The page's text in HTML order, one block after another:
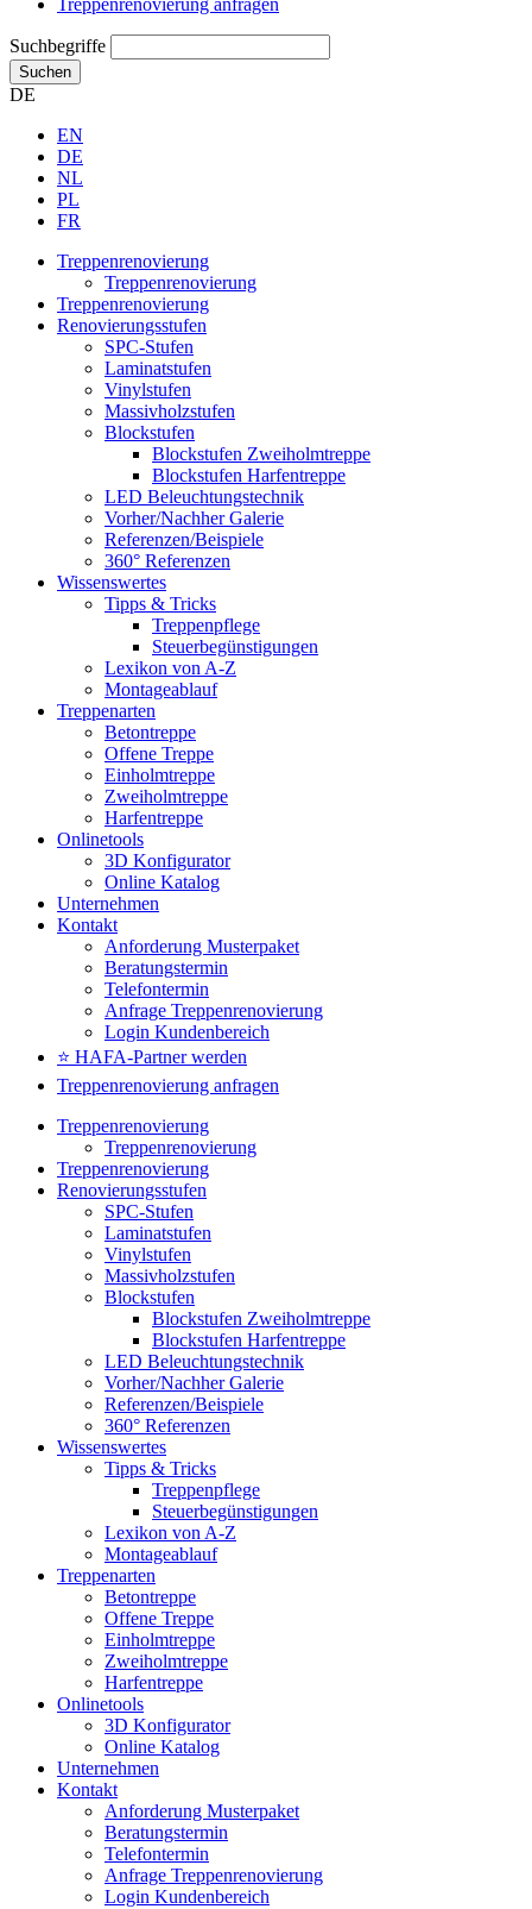
Treppenrenovierung anfragen
Suchbegriffe
Suchen
DE
EN
DE
NL
PL
FR
Treppenrenovierung
Treppenrenovierung
Treppenrenovierung
Renovierungsstufen
SPC-Stufen
Laminatstufen
Vinylstufen
Massivholzstufen
Blockstufen
Blockstufen Zweiholmtreppe
Blockstufen Harfentreppe
LED Beleuchtungstechnik
Vorher/Nachher Galerie
Referenzen/Beispiele
360° Referenzen
Wissenswertes
Tipps & Tricks
Treppenpflege
Steuerbegünstigungen
Lexikon von A-Z
Montageablauf
Treppenarten
Betontreppe
Offene Treppe
Einholmtreppe
Zweiholmtreppe
Harfentreppe
Onlinetools
3D Konfigurator
Online Katalog
Unternehmen
Kontakt
Anforderung Musterpaket
Beratungstermin
Telefontermin
Anfrage Treppenrenovierung
Login Kundenbereich
⭐ HAFA-Partner werden
Treppenrenovierung anfragen
Treppenrenovierung
Treppenrenovierung
Treppenrenovierung
Renovierungsstufen
SPC-Stufen
Laminatstufen
Vinylstufen
Massivholzstufen
Blockstufen
Blockstufen Zweiholmtreppe
Blockstufen Harfentreppe
LED Beleuchtungstechnik
Vorher/Nachher Galerie
Referenzen/Beispiele
360° Referenzen
Wissenswertes
Tipps & Tricks
Treppenpflege
Steuerbegünstigungen
Lexikon von A-Z
Montageablauf
Treppenarten
Betontreppe
Offene Treppe
Einholmtreppe
Zweiholmtreppe
Harfentreppe
Onlinetools
3D Konfigurator
Online Katalog
Unternehmen
Kontakt
Anforderung Musterpaket
Beratungstermin
Telefontermin
Anfrage Treppenrenovierung
Login Kundenbereich